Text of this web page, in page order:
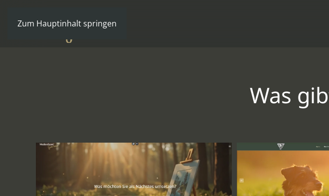
Zum Hauptinhalt springen
Was